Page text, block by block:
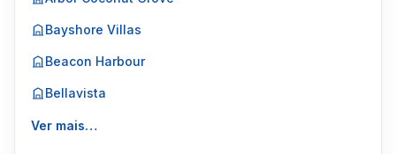
Bayshore Villas
Beacon Harbour
Bellavista
Ver mais…